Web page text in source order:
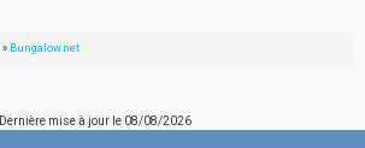
» Bungalow.net
Dernière mise à jour le 08/08/2026